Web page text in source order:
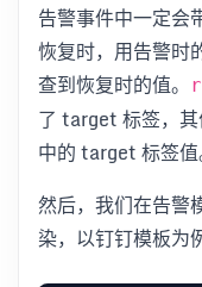
告警事件中一定会
恢复时，用告警时
查到恢复时的值。
了 target 标签，
中的 target 标签值
然后，我们在告警
染，以钉钉模板为